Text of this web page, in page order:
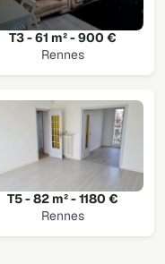
T3 - 61 m² - 900 €
Rennes
T5 - 82 m² - 1180 €
Rennes